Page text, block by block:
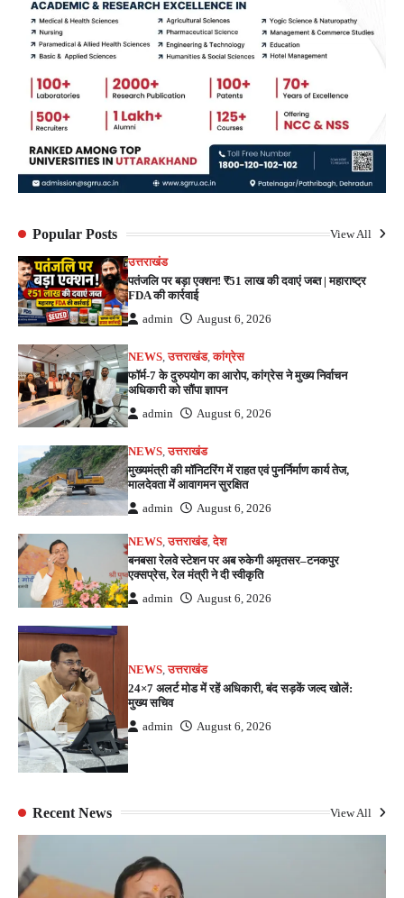
Popular Posts View All
उत्तराखंड
पतंजलि पर बड़ा एक्शन! ₹51 लाख की दवाएं जब्त | महाराष्ट्र
FDA की कार्रवाई
admin August 6, 2026
NEWS,उत्तराखंड,कांग्रेस
फॉर्म-7 के दुरुपयोग का आरोप, कांग्रेस ने मुख्य निर्वाचन
अधिकारी को सौंपा ज्ञापन
admin August 6, 2026
NEWS,उत्तराखंड
मुख्यमंत्री की मॉनिटरिंग में राहत एवं पुनर्निर्माण कार्य तेज,
मालदेवता में आवागमन सुरक्षित
admin August 6, 2026
NEWS,उत्तराखंड,देश
बनबसा रेलवे स्टेशन पर अब रुकेगी अमृतसर–टनकपुर
एक्सप्रेस, रेल मंत्री ने दी स्वीकृति
admin August 6, 2026
NEWS,उत्तराखंड
24×7 अलर्ट मोड में रहें अधिकारी, बंद सड़कें जल्द खोलें:
मुख्य सचिव
admin August 6, 2026
Recent News View All